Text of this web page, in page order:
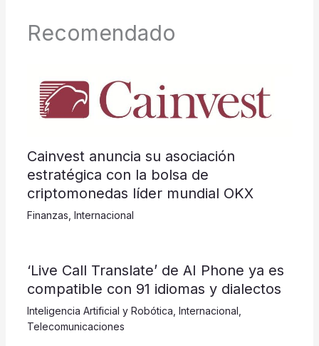
Recomendado
Cainvest anuncia su asociación
estratégica con la bolsa de
criptomonedas líder mundial OKX
Finanzas Internacional
‘Live Call Translate’ de AI Phone ya es
compatible con 91 idiomas y dialectos
Inteligencia Artificial y Robótica Internacional
Telecomunicaciones